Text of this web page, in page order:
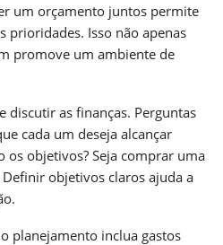
um orçamento juntos permite
prioridades. Isso não apenas
promove um ambiente de
discutir as finanças. Perguntas
cada um deseja alcançar
os objetivos? Seja comprar uma
objetivos claros ajuda a
planejamento inclua gastos